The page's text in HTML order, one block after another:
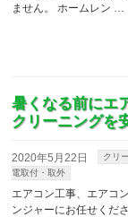
ません。 ホームレン …
暑くなる前にエ
クリーニングを
2020年5月22日 クリ
電取付・取外
エアコン工事、エアコ
ンジャーにお任せくだ